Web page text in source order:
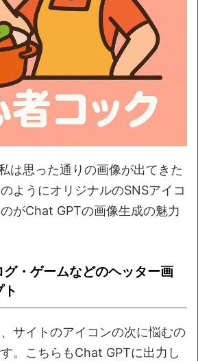
は思った通りの画像が出てきた
ようにオリジナルのSNSアイコ
がChat GPTの画像生成の魅力
グ・ゲームなどのヘッター画
サイトのアイコンの次に悩むの
。こちらもChat GPTに出力し